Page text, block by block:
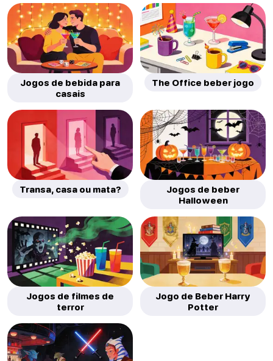
Jogos de bebida para
casais
The Office beber jogo
Transa, casa ou mata?
Jogos de beber
Halloween
Jogos de filmes de
terror
Jogo de Beber Harry
Potter